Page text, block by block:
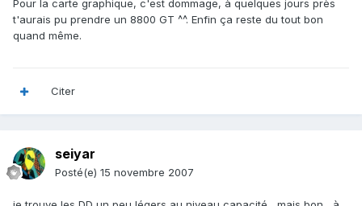
Pour la carte graphique, c'est dommage, à quelques jours près
t'aurais pu prendre un 8800 GT ^^. Enfin ça reste du tout bon
quand même.
Citer
seiyar
Posté(e) 15 novembre 2007